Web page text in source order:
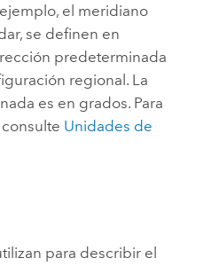
el meridiano
se definen en
predeterminada
regional. La
es en grados. Para
Unidades de
para describir el